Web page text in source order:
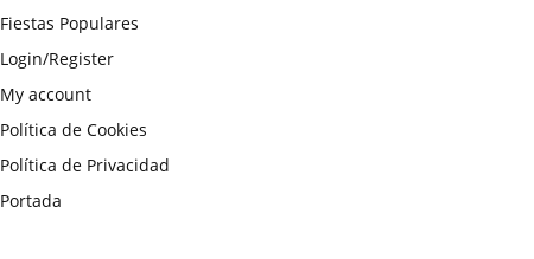
Fiestas Populares
Login/Register
My account
Política de Cookies
Política de Privacidad
Portada